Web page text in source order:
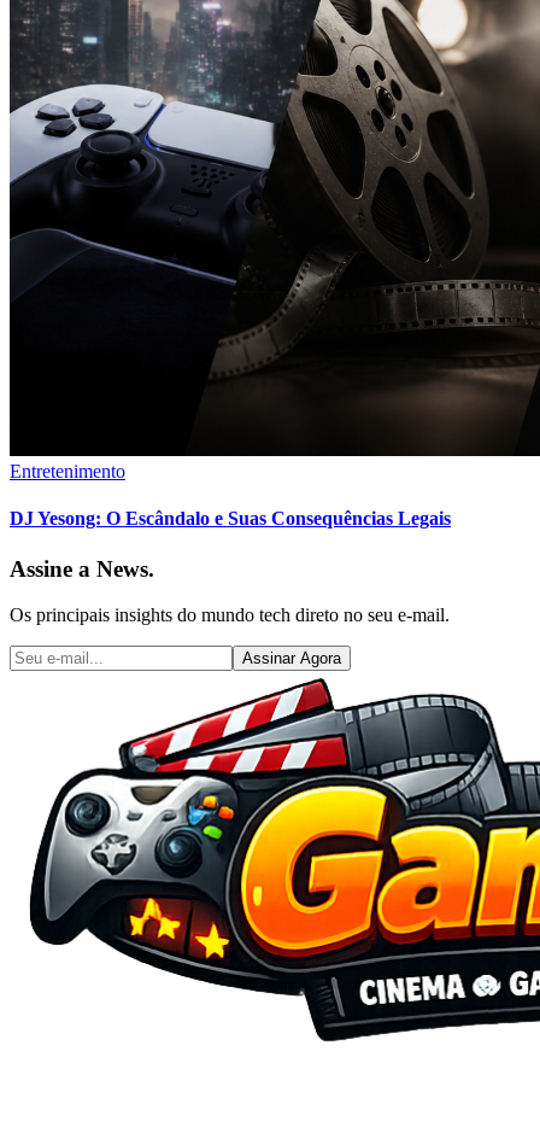
Entretenimento
DJ Yesong: O Escândalo e Suas Consequências Legais
Assine a News.
Os principais insights do mundo tech direto no seu e-mail.
Assinar Agora